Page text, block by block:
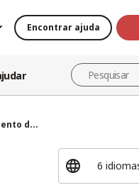
Encontrar ajuda
d...